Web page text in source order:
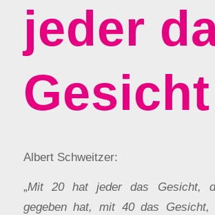
jeder
Albert Schweitzer:
„Mit 20 hat jeder das Gesicht,
gegeben hat, mit 40 das